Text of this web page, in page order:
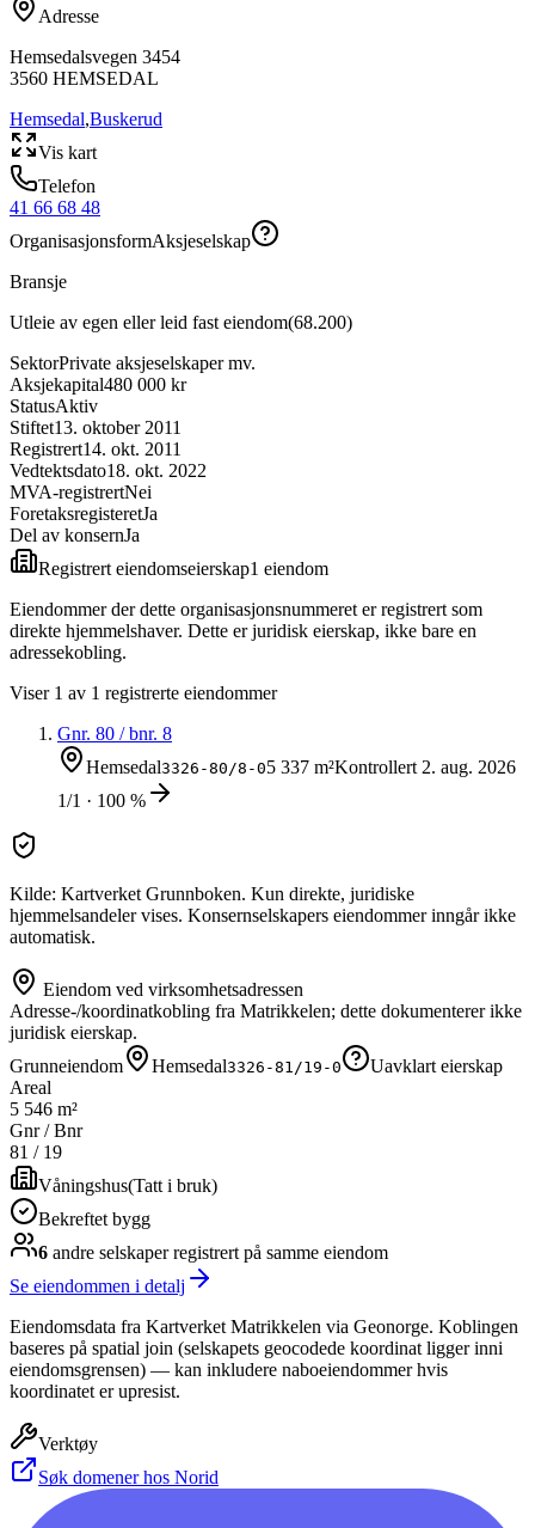
Adresse
Hemsedalsvegen 3454
3560 HEMSEDAL
Hemsedal,Buskerud
Vis kart
Telefon
41 66 68 48
OrganisasjonsformAksjeselskap
Bransje
Utleie av egen eller leid fast eiendom(68.200)
SektorPrivate aksjeselskaper mv.
Aksjekapital480 000 kr
StatusAktiv
Stiftet13. oktober 2011
Registrert14. okt. 2011
Vedtektsdato18. okt. 2022
MVA-registrertNei
ForetaksregisteretJa
Del av konsernJa
Registrert eiendomseierskap1 eiendom
Eiendommer der dette organisasjonsnummeret er registrert som
direkte hjemmelshaver. Dette er juridisk eierskap, ikke bare en
adressekobling.
Viser 1 av 1 registrerte eiendommer
Gnr. 80 / bnr. 8
Hemsedal3326-80/8-05 337 m²Kontrollert2. aug. 2026
1/1 · 100 %
Kilde: Kartverket Grunnboken. Kun direkte, juridiske
hjemmelsandeler vises. Konsernselskapers eiendommer inngår ikke
automatisk.
Eiendom ved virksomhetsadressen
Adresse-/koordinatkobling fra Matrikkelen; dette dokumenterer ikke
juridisk eierskap.
Grunneiendom
Hemsedal3326-81/19-0
Uavklart eierskap
Areal
5 546 m²
Gnr / Bnr
81 / 19
Våningshus(Tatt i bruk)
Bekreftet bygg
6 andre selskaperregistrert på samme eiendom
Se eiendommen i detalj
Eiendomsdata fra Kartverket Matrikkelen via Geonorge. Koblingen
baseres på spatial join (selskapets geocodede koordinat ligger inni
eiendomsgrensen) — kan inkludere naboeiendommer hvis
koordinatet er upresist.
Verktøy
Søk domener hos Norid